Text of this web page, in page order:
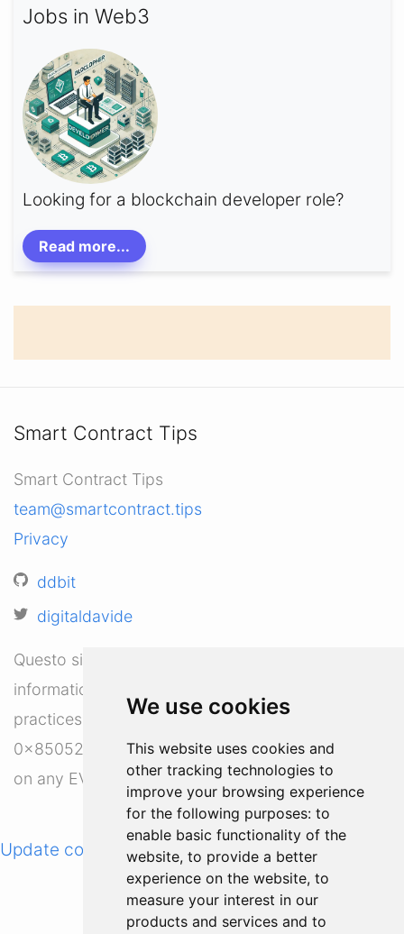
We use cookies
This website uses cookies and
other tracking technologies to
improve your browsing experience
for the following purposes:to
enable basic functionality of the
website,to provide a better
experience on the website,to
measure your interest in our
products and services and to
Jobs in Web3
Looking for a blockchain developer role?
Read more...
Smart Contract Tips
Smart Contract Tips
team@smartcontract.tips
Privacy
ddbit
digitaldavide
Questo sito promuove la cultura della sicurezza
informatica nel web3. This website advocates the
practices of secure coding in web3. Donate-to
on any EVM chain ❤️ 🙏.
Update cookies preferences